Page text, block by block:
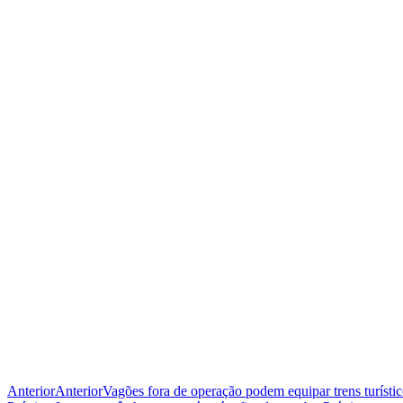
AnteriorAnteriorVagões fora de operação podem equipar trens